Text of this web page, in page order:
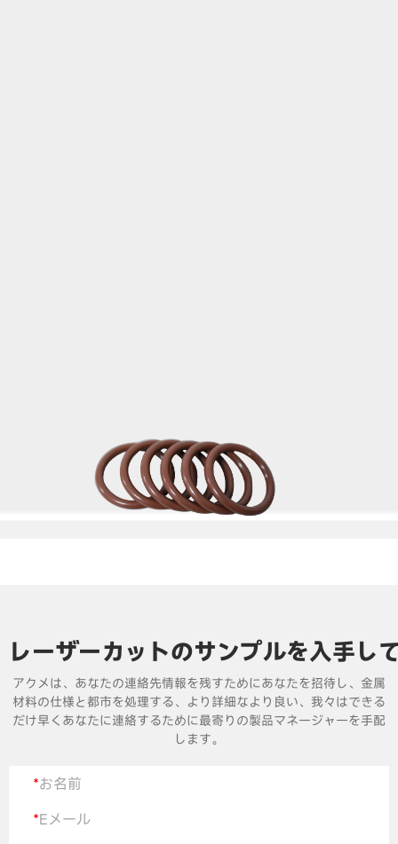
レーザーカットのサンプルを入手し
アクメは、あなたの連絡先情報を残すためにあなたを招待し、金属
材料の仕様と都市を処理する、より詳細なより良い、我々はできる
だけ早くあなたに連絡するために最寄りの製品マネージャーを手配
します。
*お名前
*Eメール